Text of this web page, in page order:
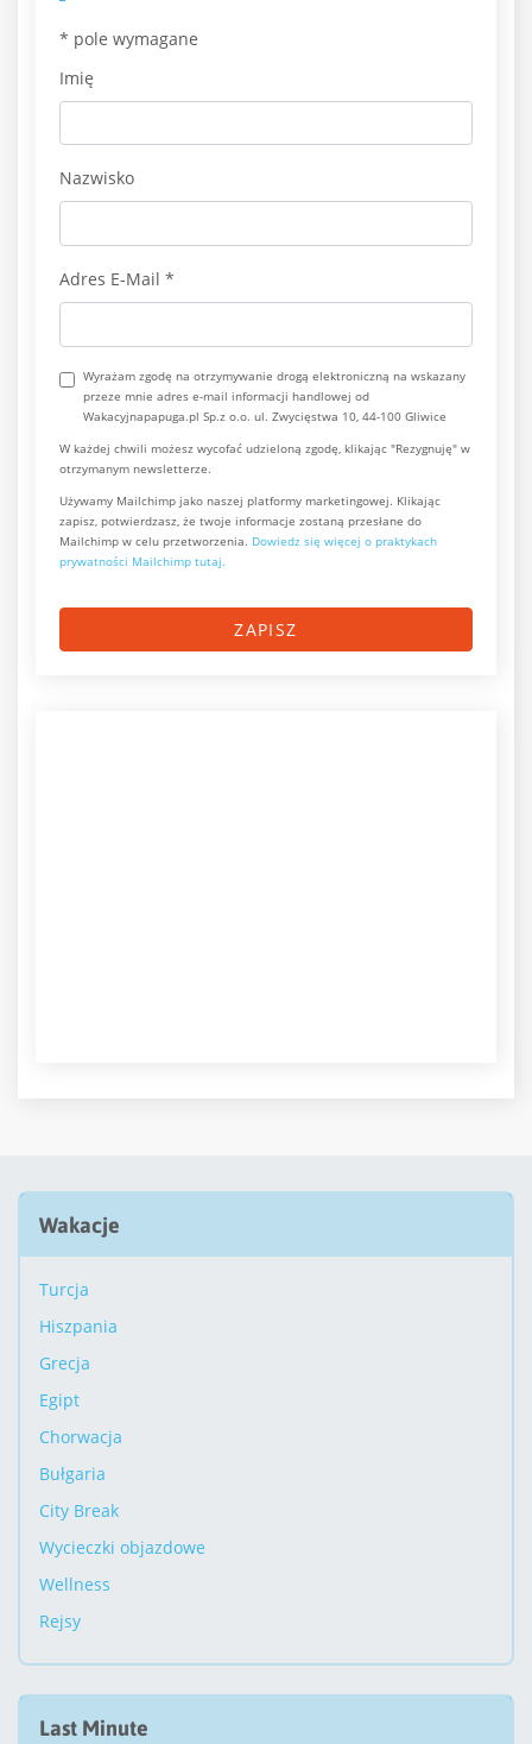
* pole wymagane
Imię
Nazwisko
Adres E-Mail *
Wyrażam zgodę na otrzymywanie drogą elektroniczną na wskazany
przeze mnie adres e-mail informacji handlowej od
Wakacyjnapapuga.pl Sp.z o.o. ul. Zwycięstwa 10, 44-100 Gliwice
W każdej chwili możesz wycofać udzieloną zgodę, klikając "Rezygnuję" w
otrzymanym newsletterze.
Używamy Mailchimp jako naszej platformy marketingowej. Klikając
zapisz, potwierdzasz, że twoje informacje zostaną przesłane do
Mailchimp w celu przetworzenia. Dowiedz się więcej o praktykach
prywatności Mailchimp tutaj.
ZAPISZ
Wakacje
Turcja
Hiszpania
Grecja
Egipt
Chorwacja
Bułgaria
City Break
Wycieczki objazdowe
Wellness
Rejsy
Last Minute